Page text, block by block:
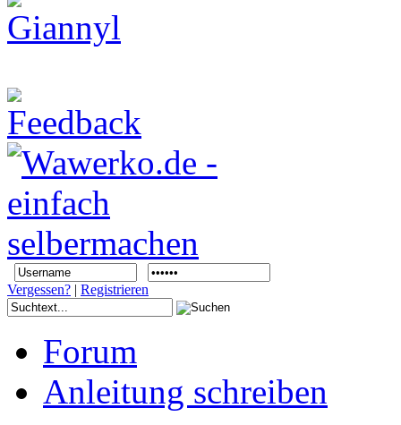
Vergessen? | Registrieren
Forum
Anleitung schreiben